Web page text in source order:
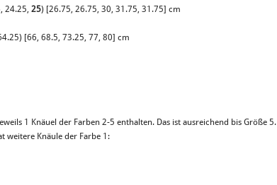
24.25, 25) [26.75, 26.75, 30, 31.75, 31.75] cm
[66, 68.5, 73.25, 77, 80] cm
1 Knäuel der Farben 2-5 enthalten. Das ist ausreichend bis Größe 5.
weitere Knäule der Farbe 1: